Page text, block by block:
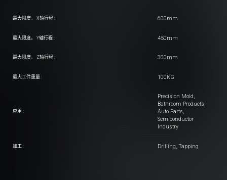
最大限度。 X轴行程 : 600mm
最大限度。 Y轴行程 : 450mm
最大限度。 Z轴行程 : 300mm
最大工件重量 : 100KG
应用 :
Precision Mold,
Bathroom Products,
Auto Parts,
Semiconductor
Industry
加工 : Drilling, Tapping